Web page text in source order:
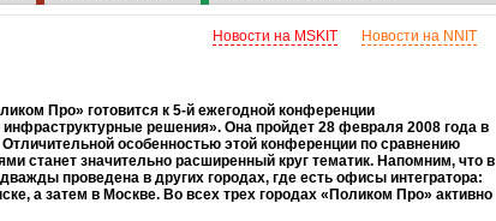
Новости на NNIT
Новости на MSKIT
Про» готовится к 5-й ежегодной конференции
решения». Она пройдет 28 февраля 2008 года в
особенностью этой конференции по сравнению
станет значительно расширенный круг тематик. Напомним, что в
проведена в других городах, где есть офисы интегратора:
а затем в Москве. Во всех трех городах «Поликом Про» активно